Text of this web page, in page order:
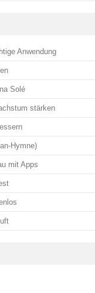
Anwendung
Solé
stärken
Hymne)
mit Apps